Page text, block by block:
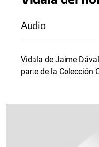
Audio
Vidala de Jaime
parte de la Colección